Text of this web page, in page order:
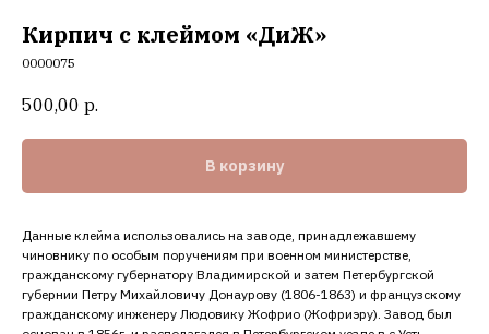
Кирпич с клеймом «ДиЖ»
0000075
500,00 р.
В корзину
Данные клейма использовались на заводе, принадлежавшему
чиновнику по особым поручениям при военном министерстве,
гражданскому губернатору Владимирской и затем Петербургской
губернии Петру Михайловичу Донаурову (1806-1863) и французскому
гражданскому инженеру Людовику Жофрио (Жофриэру). Завод был